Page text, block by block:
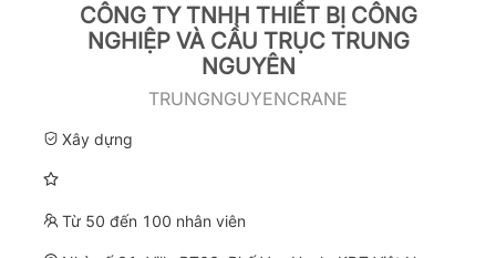
CÔNG TY TNHH THIẾT BỊ CÔNG
NGHIỆP VÀ CẦU TRỤC TRUNG
NGUYÊN
TRUNGNGUYENCRANE
Xây dựng
Từ 50 đến 100 nhân viên